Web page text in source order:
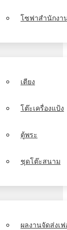
โซฟาสำนักงา
เตียง
โต๊ะเครื่องแป้ง
ตู้พระ
ชุดโต๊ะสนาม
ผลงานจัดส่งเ